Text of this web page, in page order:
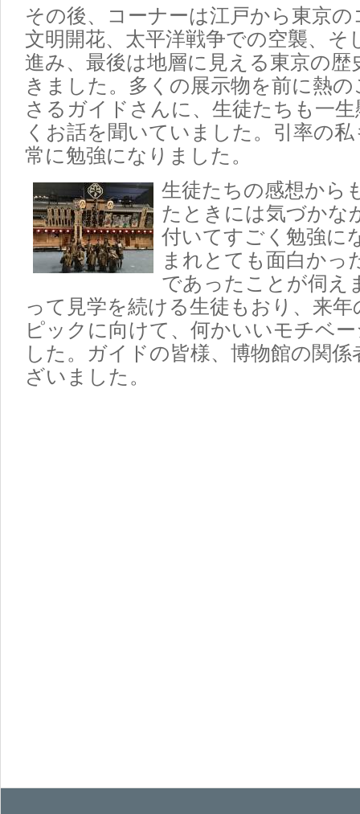
その後、コーナーは江戸から東京
文明開花、太平洋戦争での空襲、
進み、最後は地層に見える東京の
きました。多くの展示物を前に熱
さるガイドさんに、生徒たちも一
くお話を聞いていました。引率の
常に勉強になりました。
生徒たちの感想から
たときには気づかな
付いてすごく勉強に
まれとても面白かっ
であったことが伺え
って見学を続ける生徒もおり、来
ピックに向けて、何かいいモチベ
した。ガイドの皆様、博物館の関
ざいました。